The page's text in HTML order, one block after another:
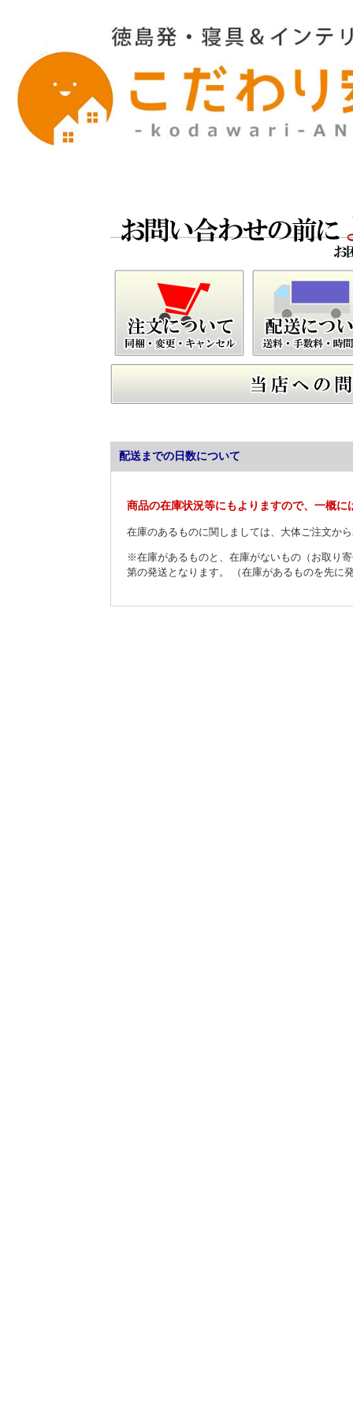
配送までの日数について
商品の在庫状況等にもよりますので、一概に
在庫のあるものに関しましては、大体ご注文か
※在庫があるものと、在庫がないもの（お取り
第の発送となります。 （在庫があるものを先に